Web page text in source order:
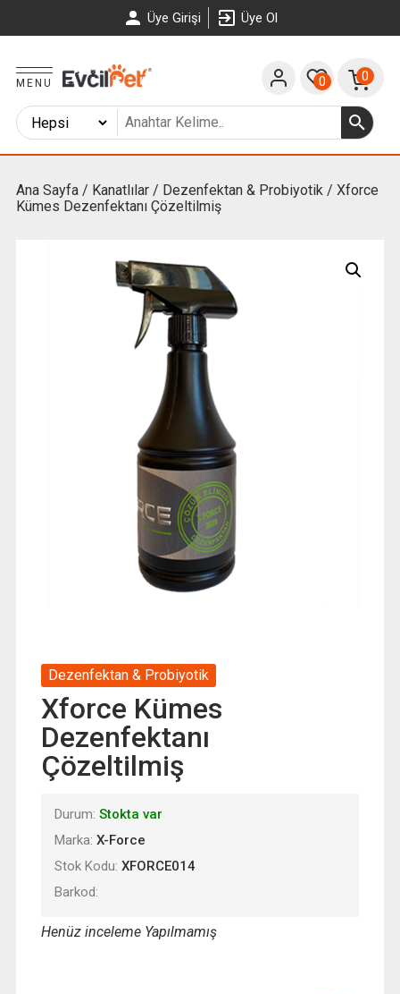
Üye Girişi Üye Ol
MENU 0 0
Ana Sayfa/ Kanatlılar/ Dezenfektan & Probiyotik/ Xforce
Kümes Dezenfektanı Çözeltilmiş
Dezenfektan & Probiyotik
Xforce Kümes
Dezenfektanı
Çözeltilmiş
Durum: Stokta var
Marka: X-Force
Stok Kodu: XFORCE014
Barkod:
Henüz inceleme Yapılmamış